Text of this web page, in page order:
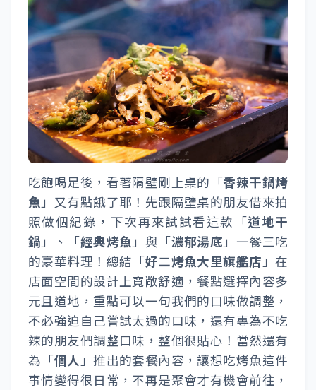
吃飽喝足後，看著隔壁剛上桌的「香辣干鍋烤
魚」又有點餓了耶！先跟隔壁桌的朋友借來拍
照做個紀錄，下次再來試試看這款「道地干
鍋」、「經典烤魚」與「濃郁湯底」一餐三吃
的豪華料理！總結「好二烤魚大里旗艦店」在
店面空間的設計上寬敞舒適，餐點選擇內容多
元且道地，重點可以一句我們的口味做調整，
不必強迫自己嘗試太過的口味，還有專為不吃
辣的朋友們調整口味，整個很貼心！當然還有
為「個人」推出的套餐內容，讓想吃烤魚這件
事情變得很日常，不再是聚會才有機會前往，